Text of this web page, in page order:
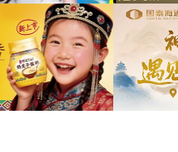
为大众汽车ID与众08 KOL摄影制作项目提供
音乐版权